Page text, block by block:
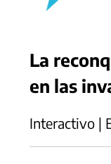
La
en las
Interactivo |